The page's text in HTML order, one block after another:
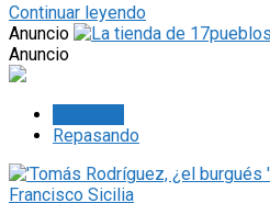
Continuar leyendo
Anuncio
Anuncio
Repasando